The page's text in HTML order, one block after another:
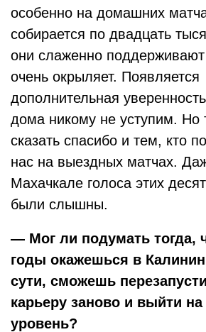
особенно на домашних
собирается по двадцать
они слаженно поддерживают
очень окрыляет. Появляется
дополнительная
дома никому не уступим. Но
сказать спасибо и тем, кто
нас на выездных матчах.
Махачкале голоса этих
были слышны.
— Мог ли подумать тогда,
годы окажешься в
сути, сможешь
карьеру заново и выйти
уровень?